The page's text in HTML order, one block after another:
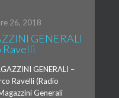
26, 2018
GENERALI
Ravelli
GENERALI –
Ravelli (Radio
Generali